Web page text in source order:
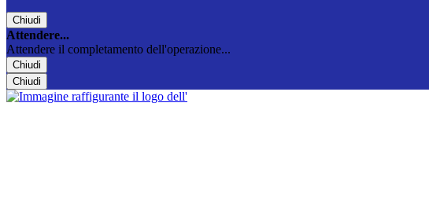
Chiudi
Attendere...
Attendere il completamento dell'operazione...
Chiudi
Chiudi